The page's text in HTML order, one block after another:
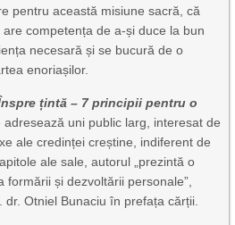
pentru această misiune sacră, că
competența de a-și duce la bun
necesară și se bucură de o
enoriașilor.
țintă – 7 principii pentru o
adresează uni public larg, interesat de
ale credinței creștine, indiferent de
ale sale, autorul „prezintă o
formării și dezvoltării personale”,
dr. Otniel Bunaciu în prefața cărții.